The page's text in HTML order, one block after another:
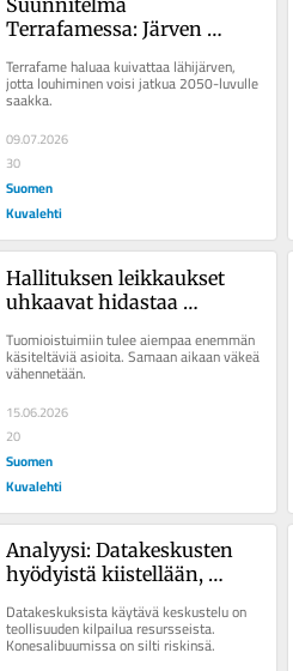
Terrafamessa: Järven
lisäkaivuu ja kannattavaksi
ehkä neljässä vuodessa
Terrafame haluaa kuivattaa lähijärven,
jotta louhiminen voisi jatkua 2050-luvulle
saakka.
09.07.2026
30
Suomen
Kuvalehti
Hallituksen leikkaukset
uhkaavat hidastaa
asiat lisääntyneet huimasti
Tuomioistuimiin tulee aiempaa enemmän
käsiteltäviä asioita. Samaan aikaan väkeä
vähennetään.
15.06.2026
20
Suomen
Kuvalehti
Analyysi: Datakeskusten
hyödyistä kiistellään,
myös ”vanha teollisuus”
Datakeskuksista käytävä keskustelu on
teollisuuden kilpailua resursseista.
Konesalibuumissa on silti riskinsä.